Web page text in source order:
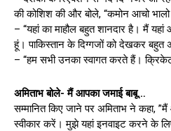
की कोशिश की और बोले, “कमोन आचो
– “यहां का माहौल बहुत शानदार है। मैं
हूं। पाकिस्तान के दिग्गजों को देखकर बहुत
– “हम सभी उनका स्वागत करते हैं।
अमिताभ बोले- मैं आपका जमाई बाबू…
सम्मानित किए जाने पर अमिताभ ने कहा,
स्वीकार करें। मुझे यहां इनवाइट करने के